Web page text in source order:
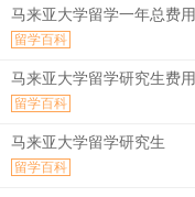
马来亚大学留学一年总费用
留学百科
马来亚大学留学研究生费用
留学百科
马来亚大学留学研究生
留学百科